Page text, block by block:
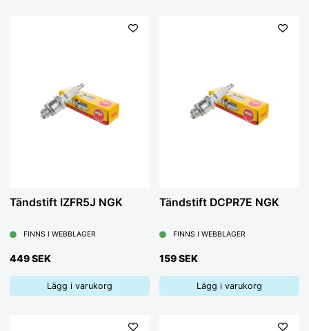
Tändstift IZFR5J NGK
FINNS I WEBBLAGER
449 SEK
Lägg i varukorg
Tändstift DCPR7E NGK
FINNS I WEBBLAGER
159 SEK
Lägg i varukorg